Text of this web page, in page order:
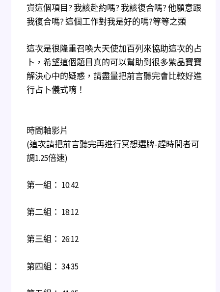
資這個項目? 我該赴約嗎? 我該復合嗎? 他願意跟
我復合嗎? 這個工作對我是好的嗎?等等之類
這次是很隆重召喚大天使加百列來協助這次的占
卜，希望這個題目真的可以幫助到很多紫晶寶寶
解決心中的疑惑，請盡量把前言聽完會比較好進
行占卜儀式唷！
時間軸影片
(這次請把前言聽完再進行冥想選牌-趕時間者可
調1.25倍速)
第一組： 10:42
第二組： 18:12
第三組： 26:12
第四組： 34:35